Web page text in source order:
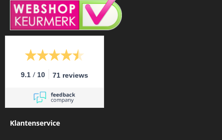
9.1 / 10 71 reviews
Klantenservice